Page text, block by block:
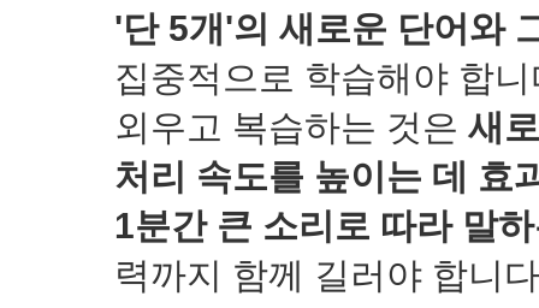
'단 5개'의 새로운 단어와
집중적으로 학습해야 합
외우고 복습하는 것은 새
처리 속도를 높이는 데 효
1분간 큰 소리로 따라 말
력까지 함께 길러야 합니